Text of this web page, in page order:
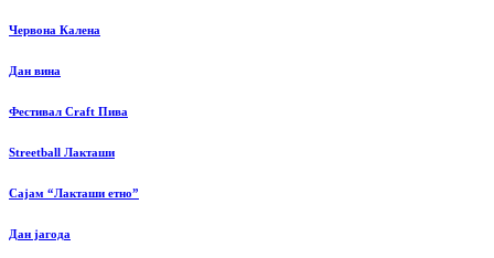
Червона Калена
Дан вина
Фестивал Craft Пива
Streetball Лакташи
Сајам “Лакташи етно”
Дан јагода